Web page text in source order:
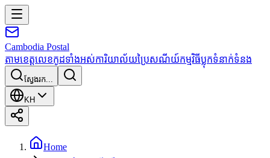
Cambodia Postal
តាមខេត្តលេខកូដទាំងអស់ការិយាល័យប្រៃសណីយ៍កម្មវិធីប្លុកទំនាក់ទំនង
ស្វែងរក...
KH
Home